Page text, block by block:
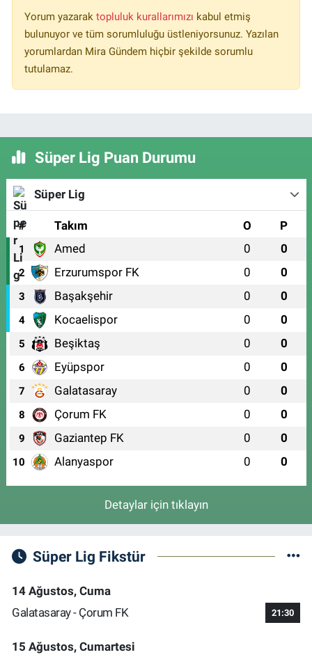
Yorum yazarak topluluk kurallarımızı kabul etmiş
bulunuyor ve tüm sorumluluğu üstleniyorsunuz. Yazılan
yorumlardan Mira Gündem hiçbir şekilde sorumlu
tutulamaz.
Süper Lig Puan Durumu
Süper Lig
# Takım O P
1 Amed 0 0
2 Erzurumspor FK 0 0
3 Başakşehir 0 0
4 Kocaelispor 0 0
5 Beşiktaş 0 0
6 Eyüpspor 0 0
7 Galatasaray 0 0
8 Çorum FK 0 0
9 Gaziantep FK 0 0
10 Alanyaspor 0 0
Detaylar için tıklayın
Süper Lig Fikstür
14 Ağustos, Cuma
Galatasaray - Çorum FK
21:30
15 Ağustos, Cumartesi